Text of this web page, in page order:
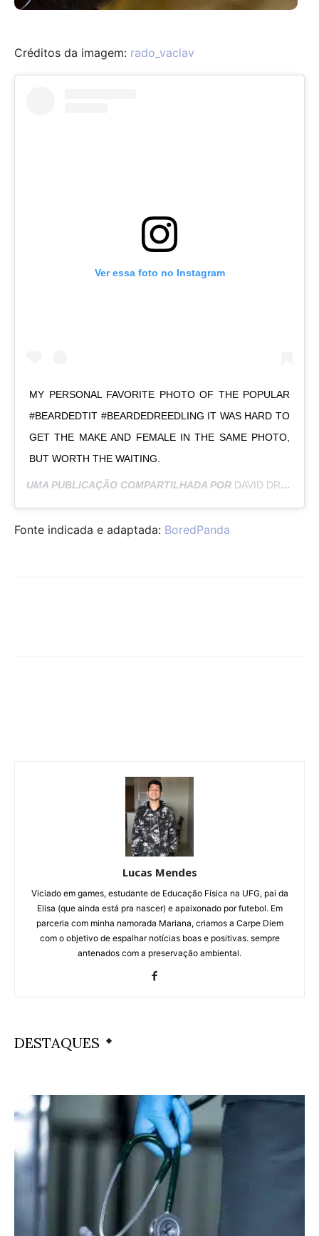
Créditos da imagem: rado_vaclav
Ver essa foto no Instagram
MY PERSONAL FAVORITE PHOTO OF THE POPULAR
#BEARDEDTIT #BEARDEDREEDLING IT WAS HARD TO
GET THE MAKE AND FEMALE IN THE SAME PHOTO,
BUT WORTH THE WAITING.
UMA PUBLICAÇÃO COMPARTILHADA POR DAVID DRANGSLAND
Fonte indicada e adaptada: BoredPanda
Lucas Mendes
Viciado em games, estudante de Educação Física na UFG, pai da
Elisa (que ainda está pra nascer) e apaixonado por futebol. Em
parceria com minha namorada Mariana, criamos a Carpe Diem
com o objetivo de espalhar notícias boas e positivas. sempre
antenados com a preservação ambiental.
DESTAQUES